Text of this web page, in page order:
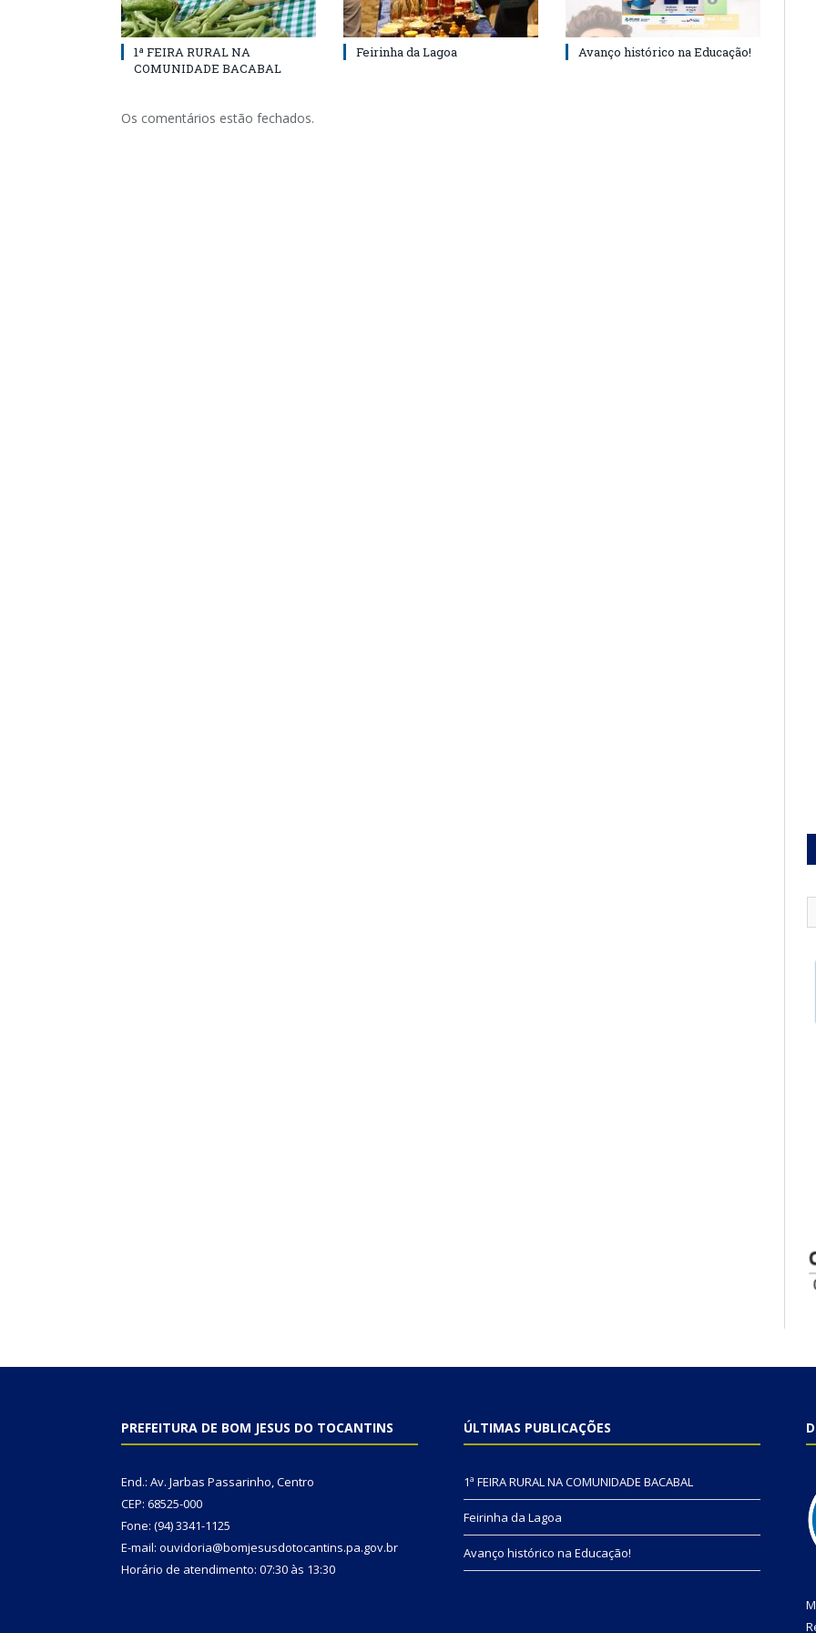
1ª FEIRA RURAL NA
COMUNIDADE BACABAL
Feirinha da Lagoa Avanço histórico na Educação!
Os comentários estão fechados.
PREFEITURA DE BOM JESUS DO TOCANTINS
End.: Av. Jarbas Passarinho, Centro
CEP: 68525-000
Fone: (94) 3341-1125
E-mail: ouvidoria@bomjesusdotocantins.pa.gov.br
Horário de atendimento: 07:30 às 13:30
ÚLTIMAS PUBLICAÇÕES
1ª FEIRA RURAL NA COMUNIDADE BACABAL
Feirinha da Lagoa
Avanço histórico na Educação!